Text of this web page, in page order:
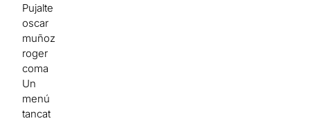
Pujalte
oscar
muñoz
roger
coma
Un
menú
tancat